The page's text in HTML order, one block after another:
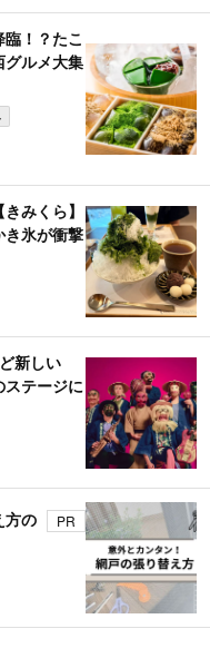
！？たこ
グルメ大集
みくら】
き氷が衝撃
新しい
ステージに
方の
PR